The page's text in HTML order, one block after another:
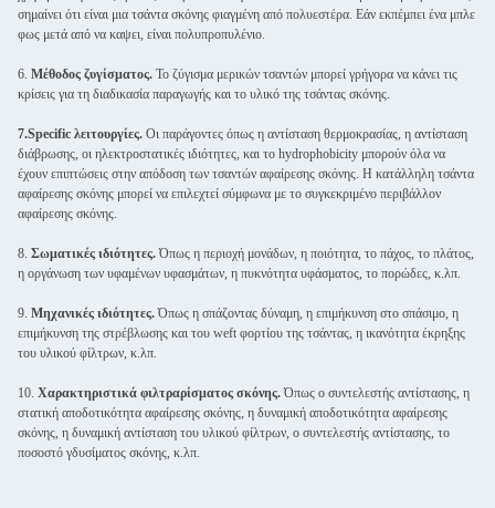
σημαίνει ότι είναι μια τσάντα σκόνης φιαγμένη από πολυεστέρα. Εάν εκπέμπει ένα μπλε
φως μετά από να καψει, είναι πολυπροπυλένιο.
6. Μέθοδος ζυγίσματος. Το ζύγισμα μερικών τσαντών μπορεί γρήγορα να κάνει τις
κρίσεις για τη διαδικασία παραγωγής και το υλικό της τσάντας σκόνης.
7.Specific λειτουργίες. Οι παράγοντες όπως η αντίσταση θερμοκρασίας, η αντίσταση
διάβρωσης, οι ηλεκτροστατικές ιδιότητες, και το hydrophobicity μπορούν όλα να
έχουν επιπτώσεις στην απόδοση των τσαντών αφαίρεσης σκόνης. Η κατάλληλη τσάντα
αφαίρεσης σκόνης μπορεί να επιλεχτεί σύμφωνα με το συγκεκριμένο περιβάλλον
αφαίρεσης σκόνης.
8. Σωματικές ιδιότητες.Όπως η περιοχή μονάδων, η ποιότητα, το πάχος, το πλάτος,
η οργάνωση των υφαμένων υφασμάτων, η πυκνότητα υφάσματος, το πορώδες, κ.λπ.
9. Μηχανικές ιδιότητες.Όπως η σπάζοντας δύναμη, η επιμήκυνση στο σπάσιμο, η
επιμήκυνση της στρέβλωσης και του weft φορτίου της τσάντας, η ικανότητα έκρηξης
του υλικού φίλτρων, κ.λπ.
10. Χαρακτηριστικά φιλτραρίσματος σκόνης.Όπως ο συντελεστής αντίστασης, η
στατική αποδοτικότητα αφαίρεσης σκόνης, η δυναμική αποδοτικότητα αφαίρεσης
σκόνης, η δυναμική αντίσταση του υλικού φίλτρων, ο συντελεστής αντίστασης, το
ποσοστό γδυσίματος σκόνης, κ.λπ.